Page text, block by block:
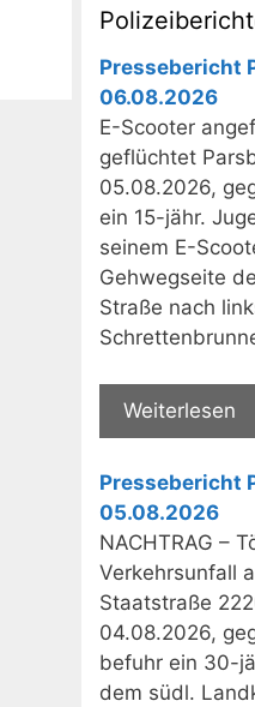
Pressebericht
06.08.2026
E-Scooter
geflüchtet
05.08.2026,
ein 15-jähr.
seinem E-
Gehwegseite
Straße nach
Weiterlesen
Pressebericht
05.08.2026
NACHTRAG –
Verkehrsunfall
Staatstraße
04.08.2026,
befuhr ein 30-
dem südl.